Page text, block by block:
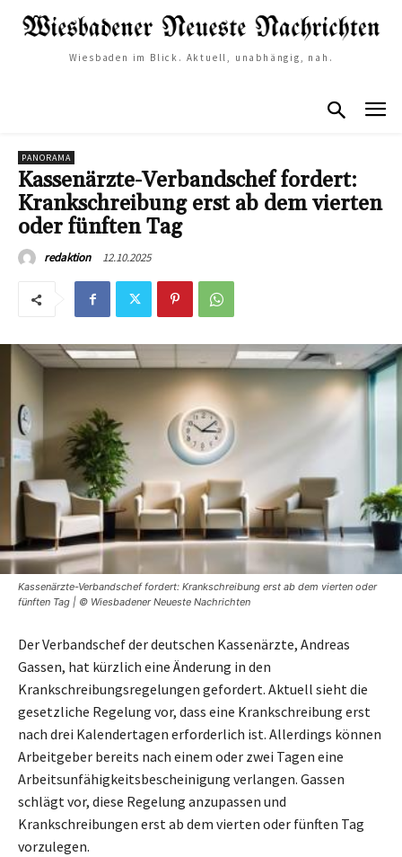
Wiesbaden im Blick. Aktuell, unabhängig, nah.
PANORAMA
Kassenärzte-Verbandschef fordert:
Krankschreibung erst ab dem vierten
oder fünften Tag
redaktion 12.10.2025
Kassenärzte-Verbandschef fordert: Krankschreibung erst ab dem vierten oder
fünften Tag | © Wiesbadener Neueste Nachrichten
Der Verbandschef der deutschen Kassenärzte, Andreas
Gassen, hat kürzlich eine Änderung in den
Krankschreibungsregelungen gefordert. Aktuell sieht die
gesetzliche Regelung vor, dass eine Krankschreibung erst
nach drei Kalendertagen erforderlich ist. Allerdings können
Arbeitgeber bereits nach einem oder zwei Tagen eine
Arbeitsunfähigkeitsbescheinigung verlangen. Gassen
schlägt vor, diese Regelung anzupassen und
Krankschreibungen erst ab dem vierten oder fünften Tag
vorzulegen.